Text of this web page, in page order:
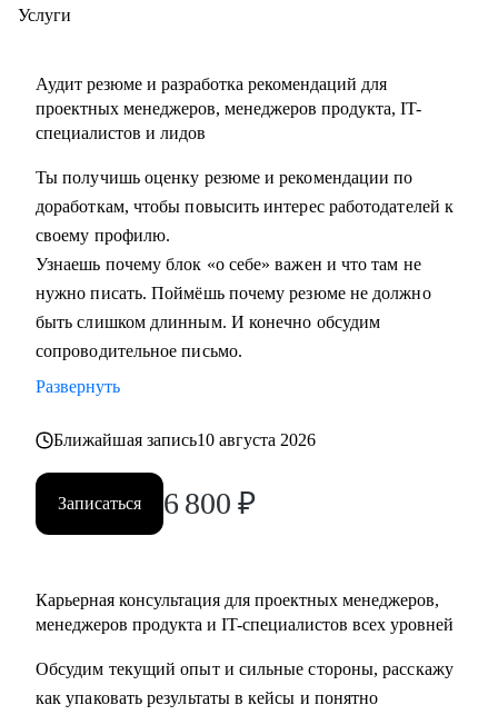
• Составить эффективное резюме
её достижения
• Разобрать любой продуктовый, управленческий или
• Дам рекомендации по управлению командой и её
развитию
Кому могу помочь:
• Начинающим и опытным управленцам
• Тем, кто хочет начать карьеру в IT в любом направлении
• Менеджерам продуктов, разработчикам, тестировщикам,
проектным менеджерам
карьеры
Услуги
Аудит резюме и разработка рекомендаций для
проектных менеджеров, менеджеров продукта, IT-
специалистов и лидов
Ты получишь оценку резюме и рекомендации по
доработкам, чтобы повысить интерес работодателей к
своему профилю.
Узнаешь почему блок «о себе» важен и что там не
нужно писать. Поймёшь почему резюме не должно
быть слишком длинным. И конечно обсудим
сопроводительное письмо.
Развернуть
Ближайшая запись10 августа 2026
Записаться 6 800 ₽
Карьерная консультация для проектных менеджеров,
менеджеров продукта и IT-специалистов всех уровней
Обсудим текущий опыт и сильные стороны, расскажу
как упаковать результаты в кейсы и понятно